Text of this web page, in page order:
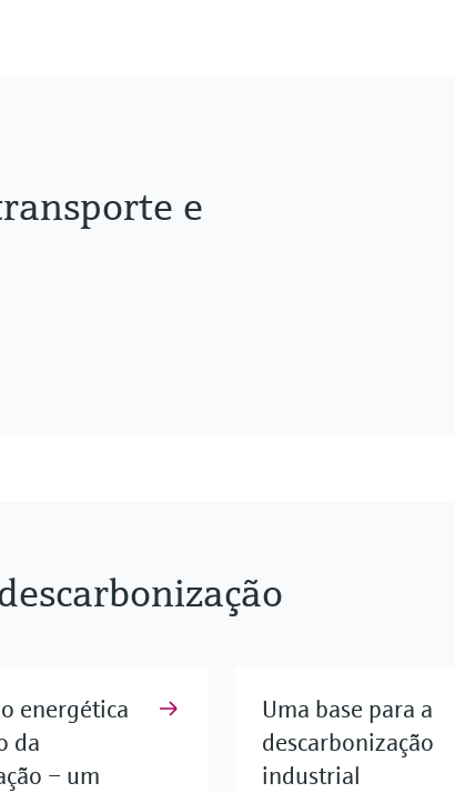
e
energética
da
– um
Uma base para a
descarbonização
industrial